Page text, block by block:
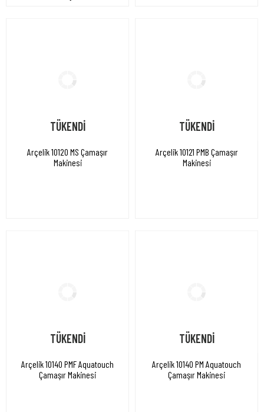
TÜKENDİ
Arçelik 10120 MS Çamaşır
Makinesi
TÜKENDİ
Arçelik 10121 PMB Çamaşır
Makinesi
TÜKENDİ
Arçelik 10140 PMF Aquatouch
Çamaşır Makinesi
TÜKENDİ
Arçelik 10140 PM Aquatouch
Çamaşır Makinesi